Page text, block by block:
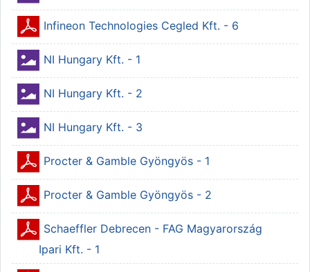
Infineon Technologies Cegled Kft. - 6Állomány
NI Hungary Kft. - 1Állomány
NI Hungary Kft. - 2Állomány
NI Hungary Kft. - 3Állomány
Procter & Gamble Gyöngyös - 1Állomány
Procter & Gamble Gyöngyös - 2Állomány
Schaeffler Debrecen - FAG Magyarország
Ipari Kft. - 1Állomány